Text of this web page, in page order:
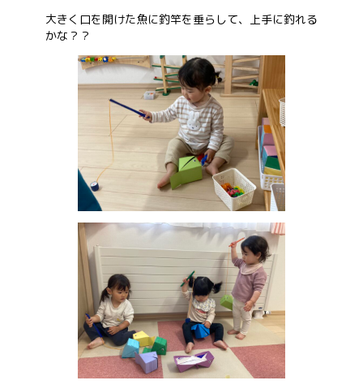
会社概要
大きく口を開けた魚に釣竿を垂らして、上手に釣れる
かな？？